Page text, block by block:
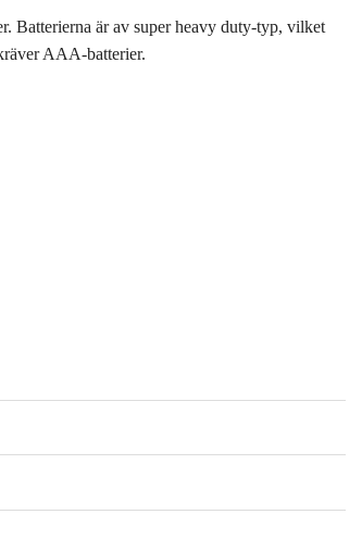
Batterierna är av super heavy duty-typ, vilket
AAA-batterier.